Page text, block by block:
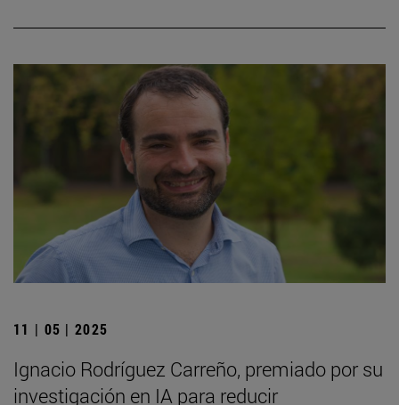
11 | 05 | 2025
Ignacio Rodríguez Carreño, premiado por su
investigación en IA para reducir